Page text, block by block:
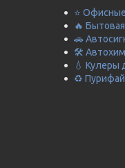
⭐
🔥
🚗
🛠️
💧 Кулеры
♻️